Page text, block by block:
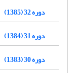
دوره 32 (1385)
دوره 31 (1384)
دوره 30 (1383)